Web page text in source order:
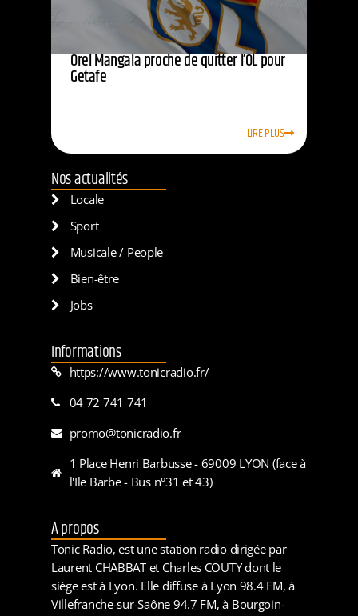
Orel Mangala proche de quitter l’OL pour
Getafe
LIRE PLUS
Nos actualités
Locale
Sport
Musicale / People
Bien-être
Jobs
Informations
https://www.tonicradio.fr/
04 72 741 741
promo@tonicradio.fr
1 Place Henri Barbusse - 69009 LYON (face à
l'Ile Barbe - Bus n°31 et 43)
A propos
Tonic Radio, est une station radio dirigée par
Laurent CHABBAT et Charles COUTY dont le
siège est à Lyon. Elle diffuse à Lyon 98.4 FM, à
Villefranche-sur-Saône 94.7 FM, à Bourgoin-